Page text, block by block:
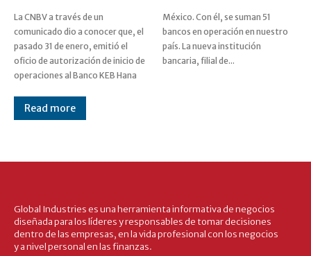
La CNBV a través de un
comunicado dio a conocer que, el
pasado 31 de enero, emitió el
oficio de autorización de inicio de
operaciones al Banco KEB Hana
México. Con él, se suman 51
bancos en operación en nuestro
país. La nueva institución
bancaria, filial de...
Read more
Global Industries es una herramienta informativa de negocios
diseñada para los líderes y responsables de tomar decisiones
dentro de las empresas, en la vida profesional con los negocios
y a nivel personal en las finanzas.